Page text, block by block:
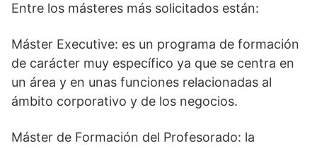
Entre los másteres más solicitados están:
Máster Executive: es un programa de formación
de carácter muy específico ya que se centra en
un área y en unas funciones relacionadas al
ámbito corporativo y de los negocios.
Máster de Formación del Profesorado: la